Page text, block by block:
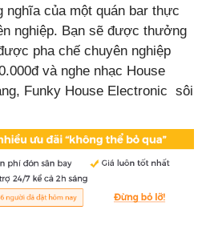
nghĩa của một quán bar thực
nghiệp. Bạn sẽ được thưởng
pha chế chuyên nghiệp
và nghe nhạc House
Funky House Electronic sôi